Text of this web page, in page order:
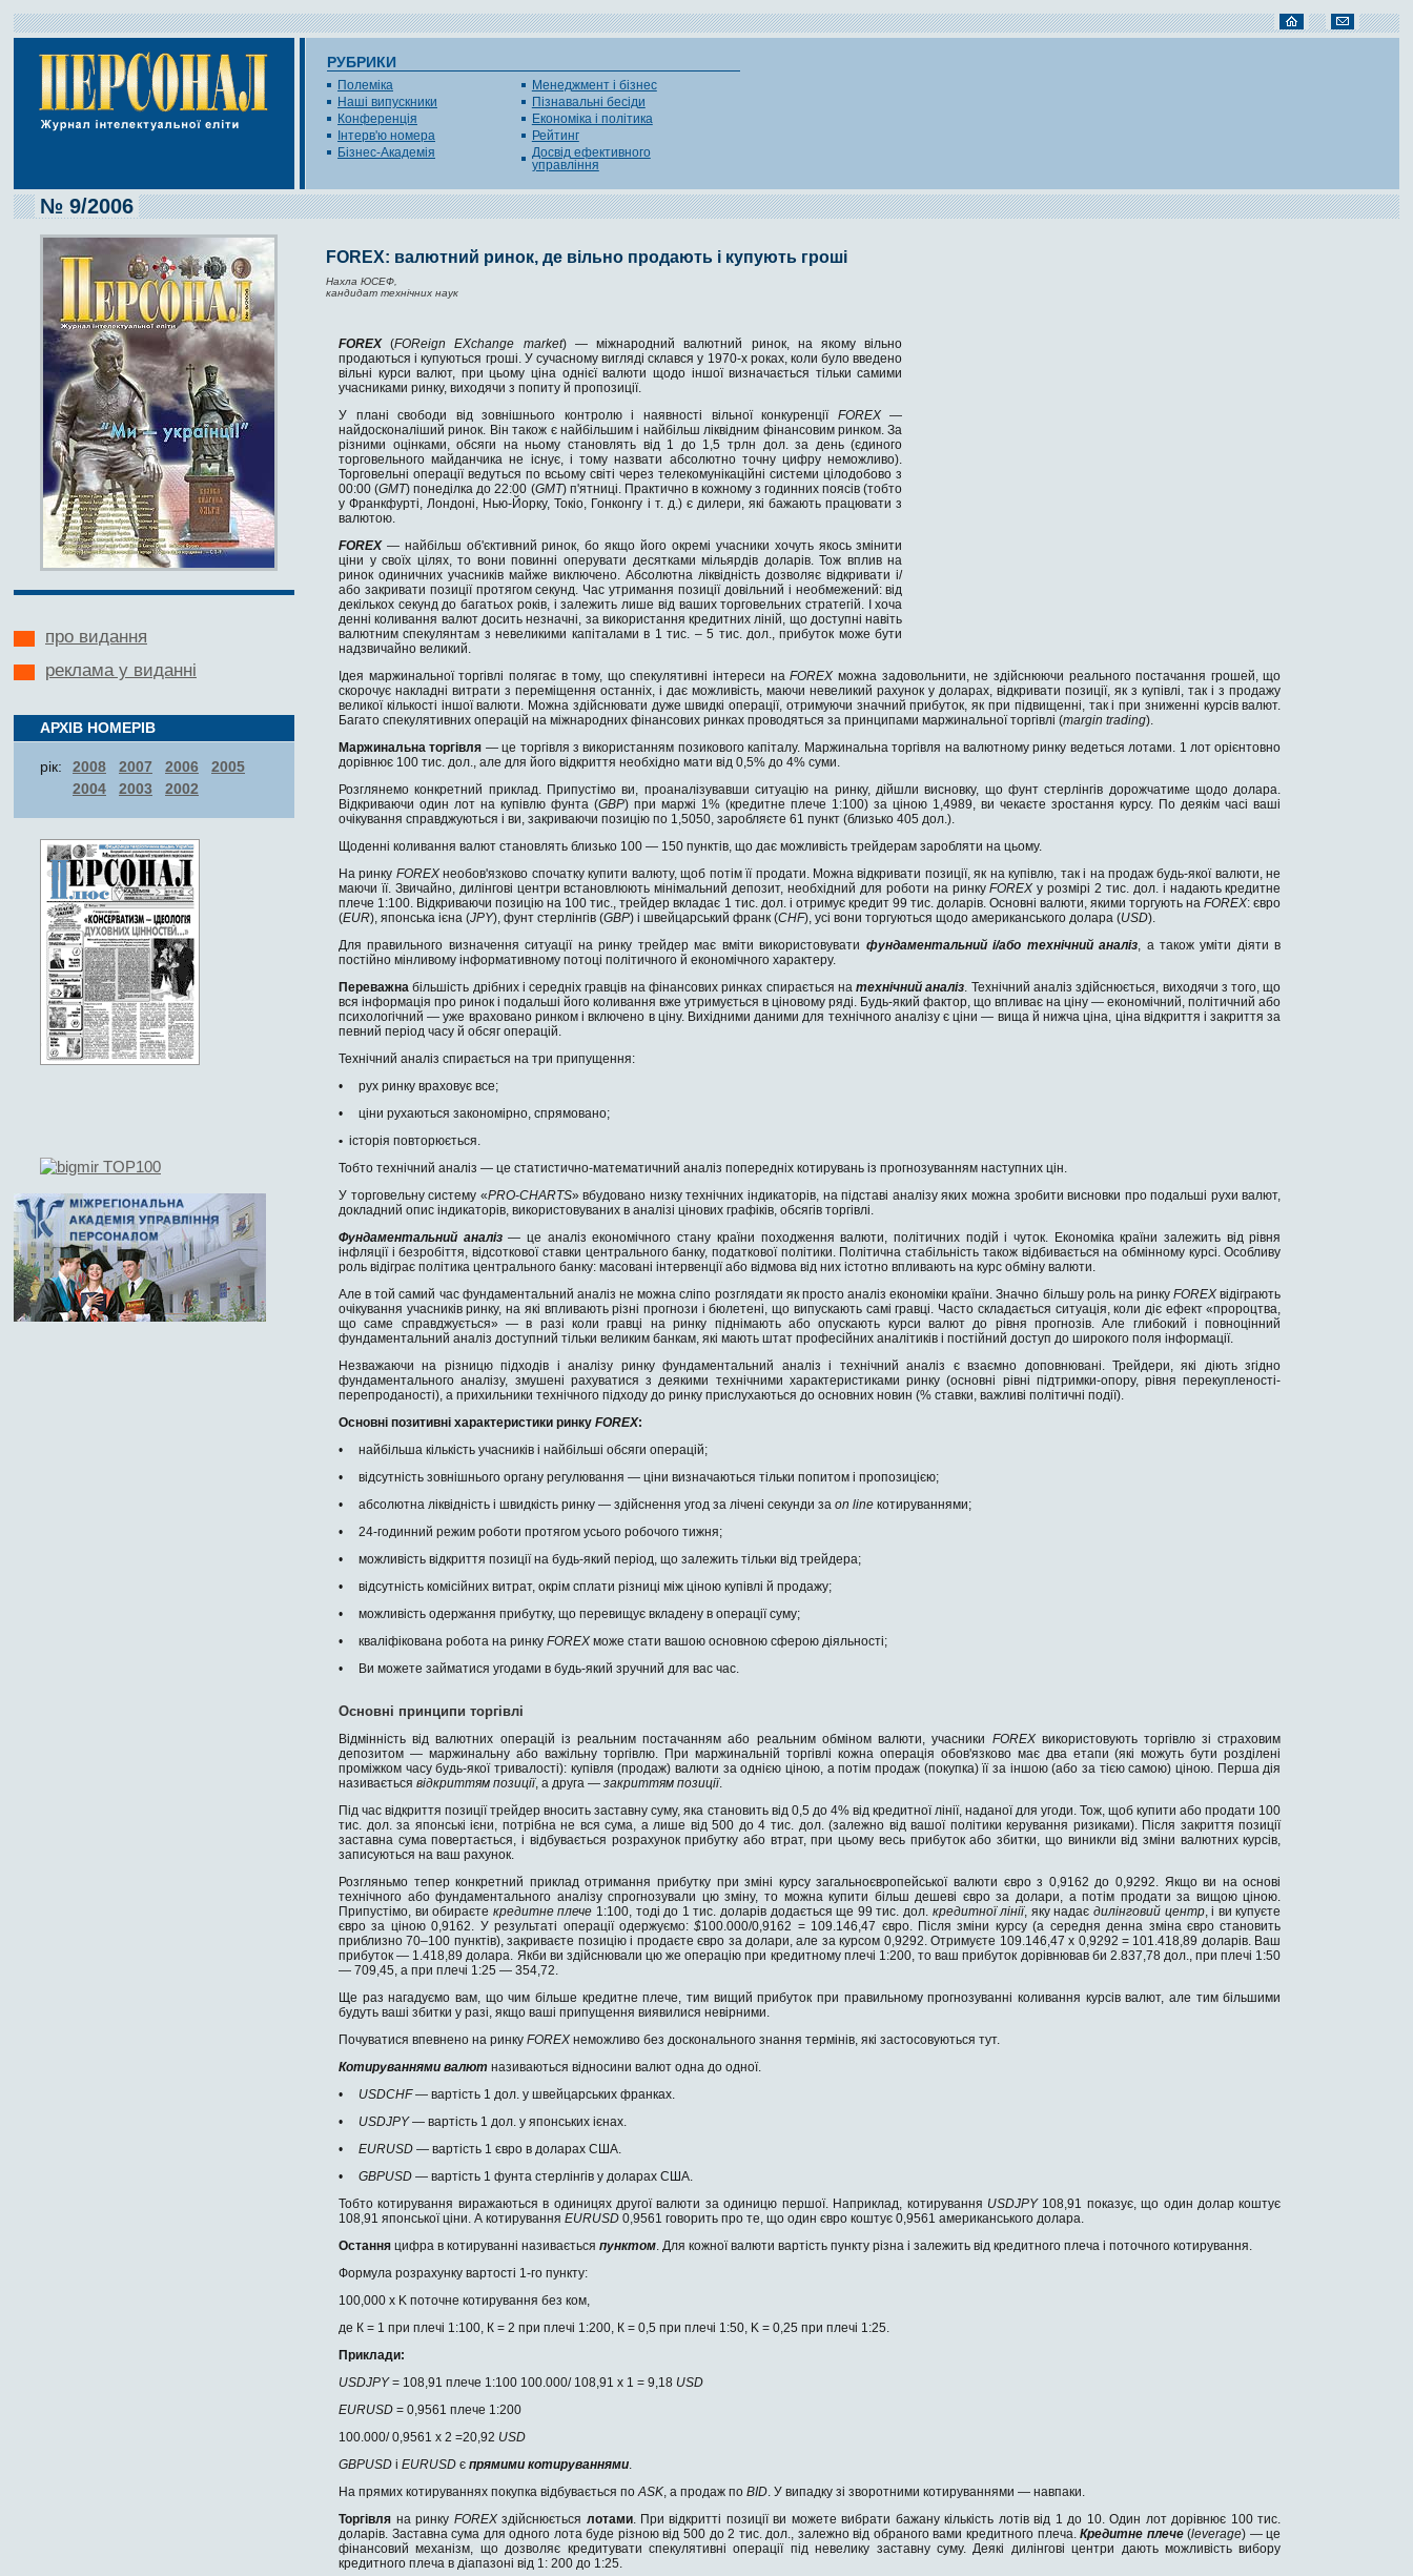
РУБРИКИ
Полеміка
Менеджмент і бізнес
Наші випускники
Пізнавальні бесіди
Конференція
Економіка і політика
Інтерв'ю номера
Рейтинг
Бізнес-Академія
Досвід ефективного
управління
№ 9/2006
про видання
реклама у виданні
АРХІВ НОМЕРІВ
рік: 2008 2007 2006
2005
2004
2003 2002
FOREX: валютний ринок, де вільно продають і купують гроші
Нахла ЮСЕФ,
кандидат технічних наук
FOREX(FOReign EХchange market) — міжнародний валютний ринок, на якому вільно
продаються і купуються гроші. У сучасному вигляді склався у 1970-х роках, коли було введено
вільні курси валют, при цьому ціна однієї валюти щодо іншої визначається тільки самими
учасниками ринку, виходячи з попиту й пропозиції.
У плані свободи від зовнішнього контролю і наявності вільної конкуренції FOREX—
найдосконаліший ринок. Він також є найбільшим і найбільш ліквідним фінансовим ринком. За
різними оцінками, обсяги на ньому становлять від 1 до 1,5 трлн дол. за день (єдиного
торговельного майданчика не існує, і тому назвати абсолютно точну цифру неможливо).
Торговельні операції ведуться по всьому світі через телекомунікаційні системи цілодобово з
00:00 (GMT) понеділка до 22:00 (GMT) п'ятниці. Практично в кожному з годинних поясів (тобто
у Франкфурті, Лондоні, Нью-Йорку, Токіо, Гонконгу і т. д.) є дилери, які бажають працювати з
валютою.
FOREX — найбільш об'єктивний ринок, бо якщо його окремі учасники хочуть якось змінити
ціни у своїх цілях, то вони повинні оперувати десятками мільярдів доларів. Тож вплив на
ринок одиничних учасників майже виключено. Абсолютна ліквідність дозволяє відкривати і/
або закривати позиції протягом секунд. Час утримання позиції довільний і необмежений: від
декількох секунд до багатьох років, і залежить лише від ваших торговельних стратегій. І хоча
денні коливання валют досить незначні, за використання кредитних ліній, що доступні навіть
валютним спекулянтам з невеликими капіталами в 1 тис. – 5 тис. дол., прибуток може бути
надзвичайно великий.
Ідея маржинальної торгівлі полягає в тому, що спекулятивні інтереси наFOREX можна задовольнити, не здійснюючи реального постачання грошей, що
скорочує накладні витрати з переміщення останніх, і дає можливість, маючи невеликий рахунок у доларах, відкривати позиції, як з купівлі, так і з продажу
великої кількості іншої валюти. Можна здійснювати дуже швидкі операції, отримуючи значний прибуток, як при підвищенні, так і при зниженні курсів валют.
Багато спекулятивних операцій на міжнародних фінансових ринках проводяться за принципами маржинальної торгівлі (margin trading).
Маржинальна торгівля — це торгівля з використанням позикового капіталу. Маржинальна торгівля на валютному ринку ведеться лотами. 1 лот орієнтовно
дорівнює 100 тис. дол., але для його відкриття необхідно мати від 0,5% до 4% суми.
Розглянемо конкретний приклад. Припустімо ви, проаналізувавши ситуацію на ринку, дійшли висновку, що фунт стерлінгів дорожчатиме щодо долара.
Відкриваючи один лот на купівлю фунта (GBP) при маржі 1% (кредитне плече 1:100) за ціною 1,4989, ви чекаєте зростання курсу. По деякім часі ваші
очікування справджуються і ви, закриваючи позицію по 1,5050, заробляєте 61 пункт (близько 405 дол.).
Щоденні коливання валют становлять близько 100 — 150 пунктів, що дає можливість трейдерам заробляти на цьому.
На ринку FOREXнеобов'язково спочатку купити валюту, щоб потім її продати. Можна відкривати позиції, як на купівлю, так і на продаж будь-якої валюти, не
маючи її. Звичайно, дилінгові центри встановлюють мінімальний депозит, необхідний для роботи на ринкуFOREXу розмірі 2 тис. дол. і надають кредитне
плече 1:100. Відкриваючи позицію на 100 тис., трейдер вкладає 1 тис. дол. і отримує кредит 99 тис. доларів. Основні валюти, якими торгують наFOREX: євро
(EUR), японська ієна (JPY), фунт стерлінгів (GBP) і швейцарський франк (CHF), усі вони торгуються щодо американського долара (USD).
Для правильного визначення ситуації на ринку трейдер має вміти використовувати фундаментальний і/або технічний аналіз , а також уміти діяти в
постійно мінливому інформативному потоці політичного й економічного характеру.
Переважнабільшість дрібних і середніх гравців на фінансових ринках спирається натехнічний аналіз . Технічний аналіз здійснюється, виходячи з того, що
вся інформація про ринок і подальші його коливання вже утримується в ціновому ряді. Будь-який фактор, що впливає на ціну — економічний, політичний або
психологічний — уже враховано ринком і включено в ціну. Вихідними даними для технічного аналізу є ціни — вища й нижча ціна, ціна відкриття і закриття за
певний період часу й обсяг операцій.
Технічний аналіз спирається на три припущення:
• рух ринку враховує все;
• ціни рухаються закономірно, спрямовано;
• історія повторюється.
Тобто технічний аналіз — це статистично-математичний аналіз попередніх котирувань із прогнозуванням наступних цін.
У торговельну систему «PRO-CHARTS» вбудовано низку технічних індикаторів, на підставі аналізу яких можна зробити висновки про подальші рухи валют,
докладний опис індикаторів, використовуваних в аналізі цінових графіків, обсягів торгівлі.
Фундаментальний аналіз— це аналіз економічного стану країни походження валюти, політичних подій і чуток. Економіка країни залежить від рівня
інфляції і безробіття, відсоткової ставки центрального банку, податкової політики. Політична стабільність також відбивається на обмінному курсі. Особливу
роль відіграє політика центрального банку: масовані інтервенції або відмова від них істотно впливають на курс обміну валюти.
Але в той самий час фундаментальний аналіз не можна сліпо розглядати як просто аналіз економіки країни. Значно більшу роль на ринкуFOREXвідіграють
очікування учасників ринку, на які впливають різні прогнози і бюлетені, що випускають самі гравці. Часто складається ситуація, коли діє ефект «пророцтва,
що саме справджується» — в разі коли гравці на ринку піднімають або опускають курси валют до рівня прогнозів. Але глибокий і повноцінний
фундаментальний аналіз доступний тільки великим банкам, які мають штат професійних аналітиків і постійний доступ до широкого поля інформації.
Незважаючи на різницю підходів і аналізу ринку фундаментальний аналіз і технічний аналіз є взаємно доповнювані. Трейдери, які діють згідно
фундаментального аналізу, змушені рахуватися з деякими технічними характеристиками ринку (основні рівні підтримки-опору, рівня перекупленості-
перепроданості), а прихильники технічного підходу до ринку прислухаються до основних новин (% ставки, важливі політичні події).
Основні позитивні характеристики ринку FOREX:
• найбільша кількість учасників і найбільші обсяги операцій;
• відсутність зовнішнього органу регулювання — ціни визначаються тільки попитом і пропозицією;
• абсолютна ліквідність і швидкість ринку — здійснення угод за лічені секунди за on line котируваннями;
• 24-годинний режим роботи протягом усього робочого тижня;
• можливість відкриття позиції на будь-який період, що залежить тільки від трейдера;
• відсутність комісійних витрат, окрім сплати різниці між ціною купівлі й продажу;
• можливість одержання прибутку, що перевищує вкладену в операції суму;
• кваліфікована робота на ринку FOREX може стати вашою основною сферою діяльності;
• Ви можете займатися угодами в будь-який зручний для вас час.
Основні принципи торгівлі
Відмінність від валютних операцій із реальним постачанням або реальним обміном валюти, учасники FOREX використовують торгівлю зі страховим
депозитом — маржинальну або важільну торгівлю. При маржинальній торгівлі кожна операція обов'язково має два етапи (які можуть бути розділені
проміжком часу будь-якої тривалості): купівля (продаж) валюти за однією ціною, а потім продаж (покупка) її за іншою (або за тією самою) ціною. Перша дія
називається відкриттям позиції, а друга — закриттям позиції.
Під час відкриття позиції трейдер вносить заставну суму, яка становить від 0,5 до 4% від кредитної лінії, наданої для угоди. Тож, щоб купити або продати 100
тис. дол. за японські ієни, потрібна не вся сума, а лише від 500 до 4 тис. дол. (залежно від вашої політики керування ризиками). Після закриття позиції
заставна сума повертається, і відбувається розрахунок прибутку або втрат, при цьому весь прибуток або збитки, що виникли від зміни валютних курсів,
записуються на ваш рахунок.
Розгляньмо тепер конкретний приклад отримання прибутку при зміні курсу загальноєвропейської валюти євро з 0,9162 до 0,9292. Якщо ви на основі
технічного або фундаментального аналізу спрогнозували цю зміну, то можна купити більш дешеві євро за долари, а потім продати за вищою ціною.
Припустімо, ви обираєте кредитне плече 1:100, тоді до 1 тис. доларів додається ще 99 тис. дол. кредитної лінії, яку надаєдилінговий центр, і ви купуєте
євро за ціною 0,9162. У результаті операції одержуємо:$100.000/0,9162 = 109.146,47 євро. Після зміни курсу (а середня денна зміна євро становить
приблизно 70–100 пунктів), закриваєте позицію і продаєте євро за долари, але за курсом 0,9292. Отримуєте 109.146,47 х 0,9292 = 101.418,89 доларів. Ваш
прибуток — 1.418,89 долара. Якби ви здійснювали цю же операцію при кредитному плечі 1:200, то ваш прибуток дорівнював би 2.837,78 дол., при плечі 1:50
— 709,45, а при плечі 1:25 — 354,72.
Ще раз нагадуємо вам, що чим більше кредитне плече, тим вищий прибуток при правильному прогнозуванні коливання курсів валют, але тим більшими
будуть ваші збитки у разі, якщо ваші припущення виявилися невірними.
Почуватися впевнено на ринку FOREX неможливо без досконального знання термінів, які застосовуються тут.
Котируваннями валют називаються відносини валют одна до одної.
• USDCHF— вартість 1 дол. у швейцарських франках.
• USDJPY— вартість 1 дол. у японських ієнах.
• EURUSD — вартість 1 євро в доларах США.
• GBPUSD — вартість 1 фунта стерлінгів у доларах США.
Тобто котирування виражаються в одиницях другої валюти за одиницю першої. Наприклад, котирування USDJPY 108,91 показує, що один долар коштує
108,91 японської ціни. А котирування EURUSD 0,9561 говорить про те, що один євро коштує 0,9561 американського долара.
Остання цифра в котируванні називається пунктом. Для кожної валюти вартість пункту різна і залежить від кредитного плеча і поточного котирування.
Формула розрахунку вартості 1-го пункту:
100,000 х K поточне котирування без ком,
де К = 1 при плечі 1:100, К = 2 при плечі 1:200, К = 0,5 при плечі 1:50, K = 0,25 при плечі 1:25.
Приклади:
USDJPY= 108,91 плече 1:100 100.000/ 108,91 х 1 = 9,18 USD
EURUSD = 0,9561 плече 1:200
100.000/ 0,9561 х 2 =20,92 USD
GBPUSD і EURUSD є прямими котируваннями.
На прямих котируваннях покупка відбувається поASK, а продаж по BID. У випадку зі зворотними котируваннями — навпаки.
Торгівля на ринку FOREX здійснюється лотами. При відкритті позиції ви можете вибрати бажану кількість лотів від 1 до 10. Один лот дорівнює 100 тис.
доларів. Заставна сума для одного лота буде різною від 500 до 2 тис. дол., залежно від обраного вами кредитного плеча.Кредитне плече(leverage) — це
фінансовий механізм, що дозволяє кредитувати спекулятивні операції під невелику заставну суму. Деякі дилінгові центри дають можливість вибору
кредитного плеча в діапазоні від 1: 200 до 1:25.